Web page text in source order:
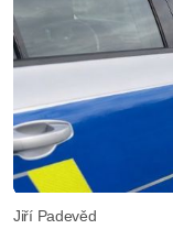
Jiří Padevěd